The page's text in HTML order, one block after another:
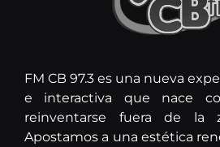
FM CB 97.3 es una nueva
e interactiva que nace
reinventarse fuera de la
Apostamos a una estética